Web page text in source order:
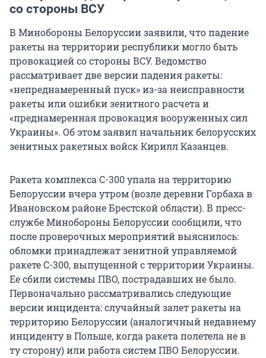
со стороны ВСУ
В Минобороны Белоруссии заявили, что падение
ракеты на территории республики могло быть
провокацией со стороны ВСУ. Ведомство
рассматривает две версии падения ракеты:
«непреднамеренный пуск» из-за неисправности
ракеты или ошибки зенитного расчета и
«преднамеренная провокация вооруженных сил
Украины». Об этом заявил начальник белорусских
зенитных ракетных войск Кирилл Казанцев.
Ракета комплекса С-300 упала на территорию
Белоруссии вчера утром (возле деревни Горбаха в
Ивановском районе Брестской области). В пресс-
службе Минобороны Белоруссии сообщили, что
после проверочных мероприятий выяснилось:
обломки принадлежат зенитной управляемой
ракете С-300, выпущенной с территории Украины.
Ее сбили системы ПВО, пострадавших не было.
Первоначально рассматривались следующие
версии инцидента: случайный залет ракеты на
территорию Белоруссии (аналогичный недавнему
инциденту в Польше, когда ракета полетела не в
ту сторону) или работа систем ПВО Белоруссии.